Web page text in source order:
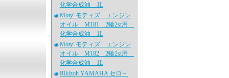
化学合成油 1L
Moty' モティズ エンジン
オイル M181 2輪2st用
化学合成油 1L
Moty' モティズ エンジン
オイル M182 2輪2st用
化学合成油 1L
Rikizoh YAMAHA セロ－